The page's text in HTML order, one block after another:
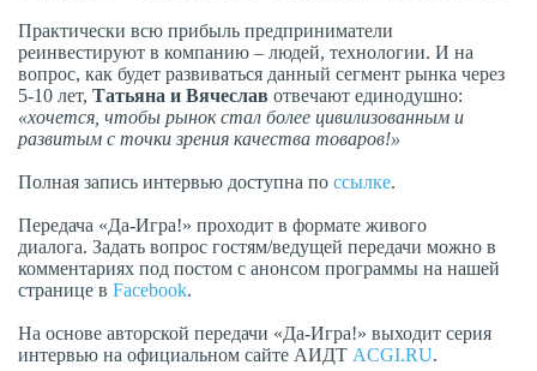
Практически всю прибыль предприниматели
реинвестируют в компанию – людей, технологии. И на
вопрос, как будет развиваться данный сегмент рынка через
5-10 лет, Татьяна и Вячеслав отвечают единодушно:
«хочется, чтобы рынок стал более цивилизованным и
развитым с точки зрения качества товаров!»
Полная запись интервью доступна по ссылке.
Передача «Да-Игра!» проходит в формате живого
диалога. Задать вопрос гостям/ведущей передачи можно в
комментариях под постом с анонсом программы на нашей
странице в Facebook.
На основе авторской передачи «Да-Игра!» выходит серия
интервью на официальном сайте АИДТ ACGI.RU.